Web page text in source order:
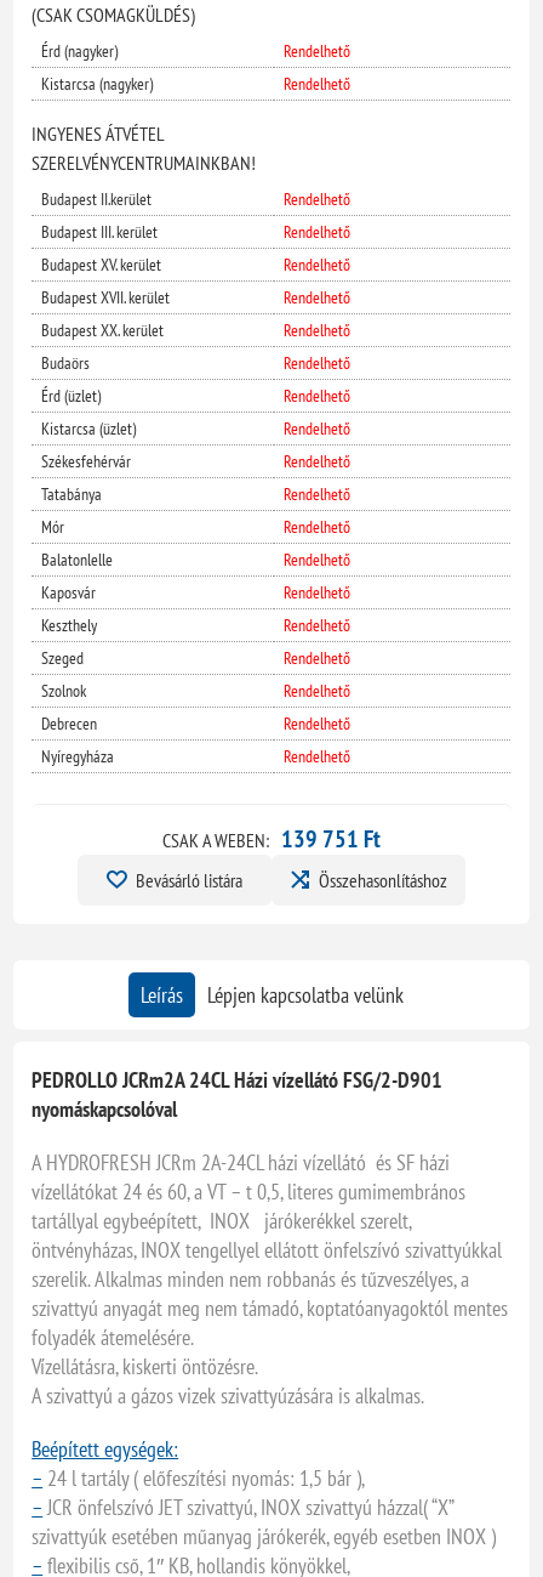
(CSAK CSOMAGKÜLDÉS)
Érd (nagyker)
Rendelhető
Kistarcsa (nagyker)
Rendelhető
INGYENES ÁTVÉTEL
SZERELVÉNYCENTRUMAINKBAN!
Budapest II.kerület
Rendelhető
Budapest III. kerület
Rendelhető
Budapest XV. kerület
Rendelhető
Budapest XVII. kerület
Rendelhető
Budapest XX. kerület
Rendelhető
Budaörs
Rendelhető
Érd (üzlet)
Rendelhető
Kistarcsa (üzlet)
Rendelhető
Székesfehérvár
Rendelhető
Tatabánya
Rendelhető
Mór
Rendelhető
Balatonlelle
Rendelhető
Kaposvár
Rendelhető
Keszthely
Rendelhető
Szeged
Rendelhető
Szolnok
Rendelhető
Debrecen
Rendelhető
Nyíregyháza
Rendelhető
CSAK A WEBEN: 139 751 Ft
Bevásárló listára Összehasonlításhoz
Leírás Lépjen kapcsolatba velünk
PEDROLLO JCRm2A 24CL Házi vízellátó FSG/2-D901
nyomáskapcsolóval
A HYDROFRESH JCRm 2A-24CL házi vízellátó és SF házi
vízellátókat 24 és 60, a VT – t 0,5, literes gumimembrános
tartállyal egybeépített, INOX járókerékkel szerelt,
öntvényházas, INOX tengellyel ellátott önfelszívó szivattyúkkal
szerelik. Alkalmas minden nem robbanás és tűzveszélyes, a
szivattyú anyagát meg nem támadó, koptatóanyagoktól mentes
folyadék átemelésére.
Vízellátásra, kiskerti öntözésre.
A szivattyú a gázos vizek szivattyúzására is alkalmas.
Beépített egységek:
– 24 l tartály ( előfeszítési nyomás: 1,5 bár ),
–JCR önfelszívó JET szivattyú, INOX szivattyú házzal( “X”
szivattyúk esetében műanyag járókerék, egyéb esetben INOX )
– flexibilis cső, 1″ KB, hollandis könyökkel,